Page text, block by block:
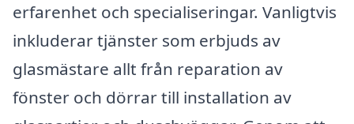
erfarenhet och specialiseringar. Vanligtvis
inkluderar tjänster som erbjuds av
glasmästare allt från reparation av
fönster och dörrar till installation av